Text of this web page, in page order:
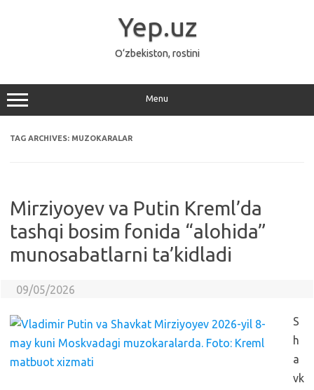
Yep.uz
O‘zbekiston, rostini
Menu
TAG ARCHIVES: MUZOKARALAR
Mirziyoyev va Putin Kreml’da
tashqi bosim fonida “alohida”
munosabatlarni ta’kidladi
09/05/2026
S
h
a
vk